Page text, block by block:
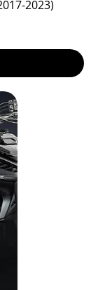
2023)